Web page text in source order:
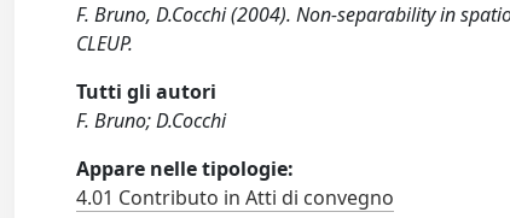
F. Bruno, D.Cocchi (2004). Non-separability in
CLEUP.
Tutti gli autori
F. Bruno; D.Cocchi
Appare nelle tipologie:
4.01 Contributo in Atti di convegno